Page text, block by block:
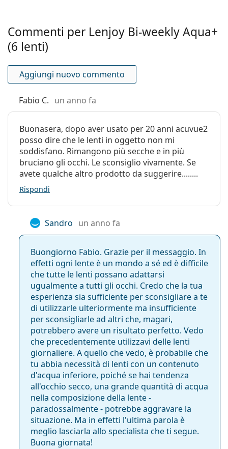
Lenjoy
Acuvue
2
Acuvue
58%
38%
Permeabilità all’ossigeno
113.75 Dk/t
Intervallo delle diottrie - Meno fino a…
-12.00
-12.00
-12.00
Intervallo delle diottrie - Più fino a…
+4.00
+8.00
+8.00
esterno:
Confezione
Produttore:
PegaVision
Lenti in una
6
Peso:
25 g
Altro
Categorie:
Lenti bisettimanali
Silicone-idrogel
Lenti a contatto
Commenti per Lenjoy Bi-weekly Aqua+
(6 lenti)
Aggiungi nuovo commento
Fabio C. un anno fa
Buonasera, dopo aver usato per 20 anni acuvue2
posso dire che le lenti in oggetto non mi
soddisfano. Rimangono più secche e in più
bruciano gli occhi. Le sconsiglio vivamente. Se
avete qualche altro prodotto da suggerire........
Rispondi
Sandro un anno fa
Buongiorno Fabio. Grazie per il messaggio. In
effetti ogni lente è un mondo a sé ed è difficile
che tutte le lenti possano adattarsi
ugualmente a tutti gli occhi. Credo che la tua
esperienza sia sufficiente per sconsigliare a te
di utilizzarle ulteriormente ma insufficiente
per sconsigliarle ad altri che, magari,
potrebbero avere un risultato perfetto. Vedo
che precedentemente utilizzavi delle lenti
giornaliere. A quello che vedo, è probabile che
tu abbia necessità di lenti con un contenuto
d'acqua inferiore, poiché se hai tendenza
all'occhio secco, una grande quantità di acqua
nella composizione della lente -
paradossalmente - potrebbe aggravare la
situazione. Ma in effetti l'ultima parola è
meglio lasciarla allo specialista che ti segue.
Buona giornata!